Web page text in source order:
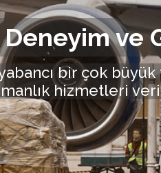
ve
bir çok
hizmetleri